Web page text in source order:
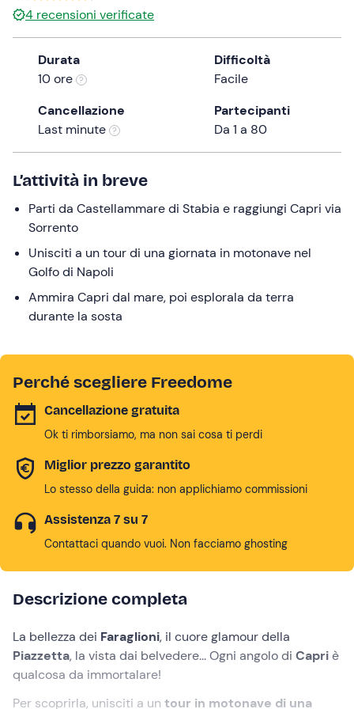
the
question
mark
keyboard
shortcuts
for
changing
dates.
0 €
4 recensioni verificate
Durata
10 ore
Difficoltà
Facile
Cancellazione
Last minute
Partecipanti
Da 1 a 80
L’attività in breve
Parti da Castellammare di Stabia e raggiungi Capri via
Sorrento
Unisciti a un tour di una giornata in motonave nel
Golfo di Napoli
Ammira Capri dal mare, poi esplorala da terra
durante la sosta
Perché scegliere Freedome
Cancellazione gratuita
Ok ti rimborsiamo, ma non sai cosa ti perdi
Miglior prezzo garantito
Lo stesso della guida: non applichiamo commissioni
Assistenza 7 su 7
Contattaci quando vuoi. Non facciamo ghosting
Descrizione completa
La bellezza dei Faraglioni, il cuore glamour della
Piazzetta, la vista dai belvedere... Ogni angolo di Capriè
qualcosa da immortalare!
Per scoprirla, unisciti a un tour in motonave di una